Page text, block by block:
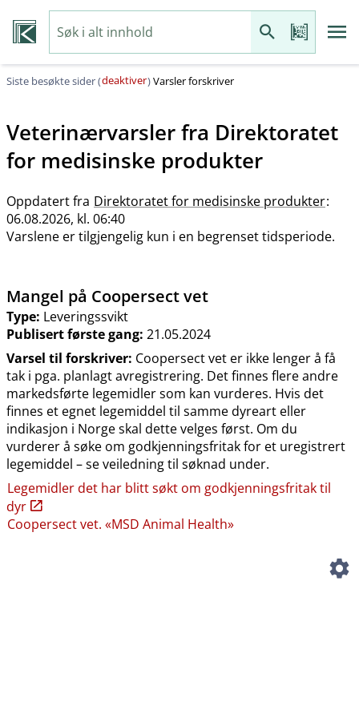
Siste besøkte sider (deaktiver)Varsler forskriver
Veterinærvarsler fra Direktoratet
for medisinske produkter
Oppdatert fra Direktoratet for medisinske produkter:
06.08.2026, kl. 06:40
Varslene er tilgjengelig kun i en begrenset tidsperiode.
Mangel på Coopersect vet
Type: Leveringssvikt
Publisert første gang: 21.05.2024
Varsel til forskriver: Coopersect vet er ikke lenger å få
tak i pga. planlagt avregistrering. Det finnes flere andre
markedsførte legemidler som kan vurderes. Hvis det
finnes et egnet legemiddel til samme dyreart eller
indikasjon i Norge skal dette velges først. Om du
vurderer å søke om godkjenningsfritak for et uregistrert
legemiddel – se veiledning til søknad under.
Legemidler det har blitt søkt om godkjenningsfritak til
dyr
Coopersect vet. «MSD Animal Health»